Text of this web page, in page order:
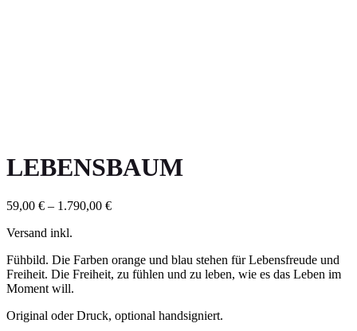
LEBENSBAUM
59,00 € – 1.790,00 €
Versand inkl.
Fühbild. Die Farben orange und blau stehen für Lebensfreude und
Freiheit. Die Freiheit, zu fühlen und zu leben, wie es das Leben im
Moment will.
Original oder Druck, optional handsigniert.